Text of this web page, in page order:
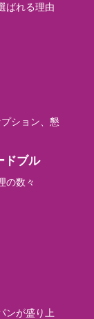
ばれる理由
ション、懇
ドブル
の数々
ンが盛り上